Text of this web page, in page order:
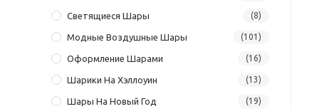
Светящиеся Шары (8)
Модные Воздушные Шары (101)
Оформление Шарами (16)
Шарики На Хэллоуин (13)
Шары На Новый Год (19)